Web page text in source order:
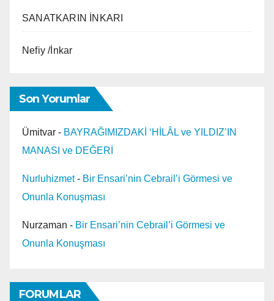
SANATKARIN İNKARI
Nefiy /İnkar
Son Yorumlar
Ümitvar - BAYRAĞIMIZDAKİ ‘HİLÂL ve YILDIZ’IN
MANASI ve DEĞERİ
Nurluhizmet- Bir Ensari’nin Cebrail’i Görmesi ve
Onunla Konuşması
Nurzaman - Bir Ensari’nin Cebrail’i Görmesi ve
Onunla Konuşması
FORUMLAR